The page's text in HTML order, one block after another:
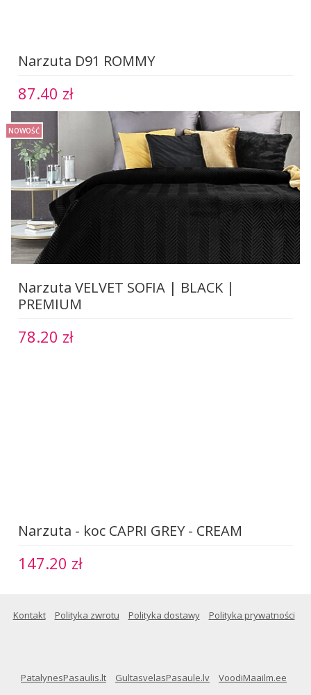
Narzuta D91 ROMMY
87.40 zł
NOWOŚĆ
Narzuta VELVET SOFIA | BLACK |
PREMIUM
78.20 zł
Narzuta - koc CAPRI GREY - CREAM
147.20 zł
Kontakt Polityka zwrotu Polityka dostawy Polityka prywatności
PatalynesPasaulis.lt GultasvelasPasaule.lv VoodiMaailm.ee